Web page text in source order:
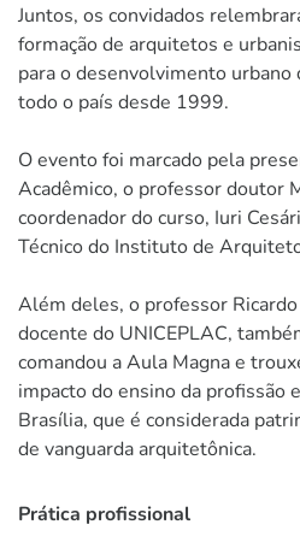
Juntos, os convidados
formação de arquitetos e
para o desenvolvimento urbano
todo o país desde 1999.
O evento foi marcado pela
Acadêmico, o professor doutor
coordenador do curso, Iuri
Técnico do Instituto de
Além deles, o professor
docente do UNICEPLAC,
comandou a Aula Magna e
impacto do ensino da profissão
Brasília, que é considerada
de vanguarda arquitetônica.
Prática profissional